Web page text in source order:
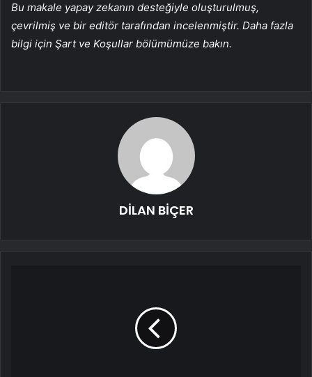
Bu makale yapay zekanın desteğiyle oluşturulmuş,
çevrilmiş ve bir editör tarafından incelenmiştir. Daha fazla
bilgi için Şart ve Koşullar bölümümüze bakın.
DİLAN BİÇER